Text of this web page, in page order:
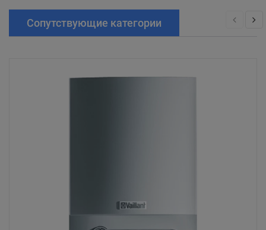
Сопутствующие категории